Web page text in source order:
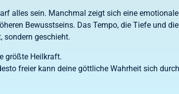
alles sein. Manchmal zeigt sich eine
Bewusstseins. Das Tempo, die Tiefe und
sondern geschieht.
größte Heilkraft.
freier kann deine göttliche Wahrheit sich